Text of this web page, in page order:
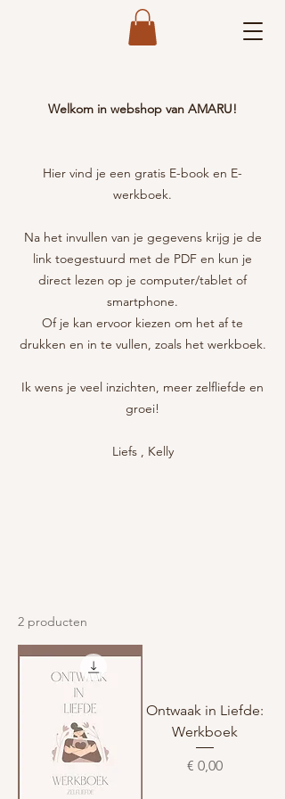
Welkom in webshop van AMARU!
Hier vind je een gratis E-book en E-
werkboek.
Na het invullen van je gegevens krijg je de
link toegestuurd met de PDF en kun je
direct lezen op je computer/tablet of
smartphone.
Of je kan ervoor kiezen om het af te
drukken en in te vullen, zoals het werkboek.
Ik wens je veel inzichten, meer zelfliefde en
groei!
Liefs , Kelly
2 producten
Ontwaak in Liefde:
Werkboek
Prijs
€ 0,00